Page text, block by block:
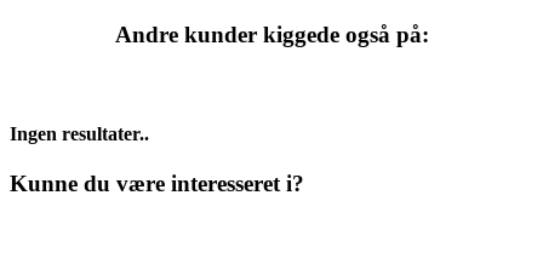
Andre kunder kiggede også på:
Ingen resultater..
Kunne du være interesseret i?